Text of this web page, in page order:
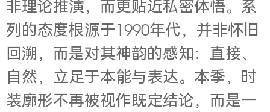
非理论推演，而更贴近私密体悟。系
列的态度根源于1990年代，并非怀旧
回溯，而是对其神韵的感知：直接、
自然，立足于本能与表达。本季，时
装廓形不再被视作既定结论，而是一